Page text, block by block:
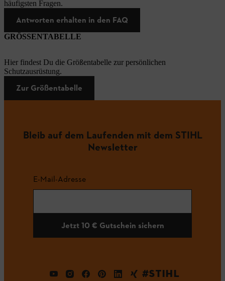
häufigsten Fragen.
Antworten erhalten in den FAQ
GRÖSSENTABELLE
Hier findest Du die Größentabelle zur persönlichen
Schutzausrüstung.
Zur Größentabelle
Bleib auf dem Laufenden mit dem STIHL
Newsletter
E-Mail-Adresse
Jetzt 10 € Gutschein sichern
#STIHL